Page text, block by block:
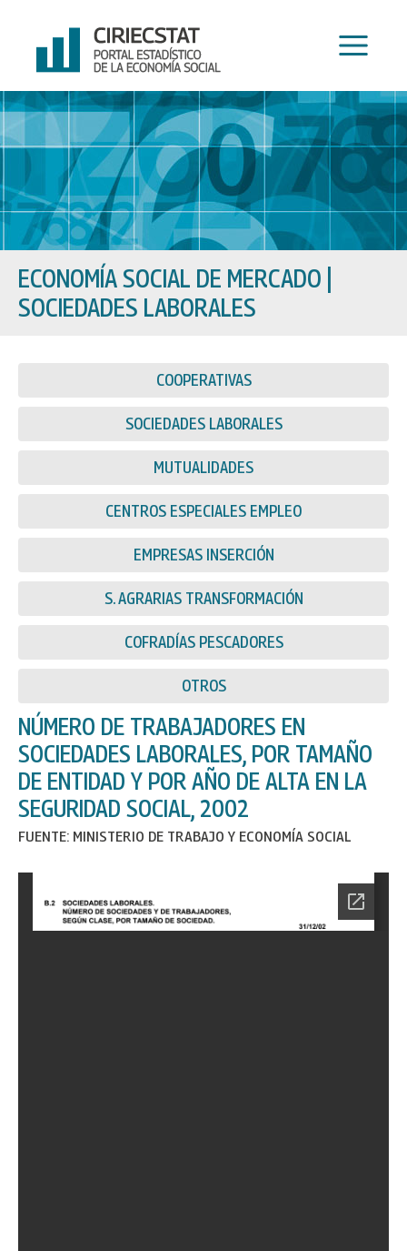
contenido
ECONOMÍA SOCIAL DE MERCADO
SOCIEDADES LABORALES
COOPERATIVAS
SOCIEDADES LABORALES
MUTUALIDADES
CENTROS ESPECIALES EMPLEO
EMPRESAS INSERCIÓN
S. AGRARIAS TRANSFORMACIÓN
COFRADÍAS PESCADORES
OTROS
NÚMERO DE TRABAJADORES EN
SOCIEDADES LABORALES, POR TAMAÑO
DE ENTIDAD Y POR AÑO DE ALTA EN LA
SEGURIDAD SOCIAL, 2002
FUENTE: MINISTERIO DE TRABAJO Y ECONOMÍA SOCIAL